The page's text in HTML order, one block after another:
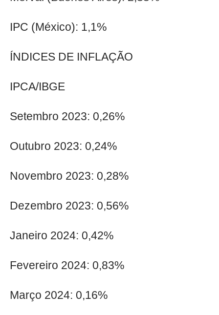
IPC (México): 1,1%
ÍNDICES DE INFLAÇÃO
IPCA/IBGE
Setembro 2023: 0,26%
Outubro 2023: 0,24%
Novembro 2023: 0,28%
Dezembro 2023: 0,56%
Janeiro 2024: 0,42%
Fevereiro 2024: 0,83%
Março 2024: 0,16%